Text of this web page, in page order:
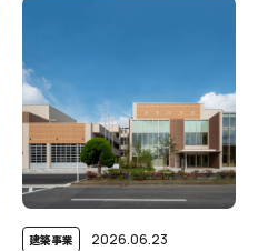
建築事業 2026.06.23